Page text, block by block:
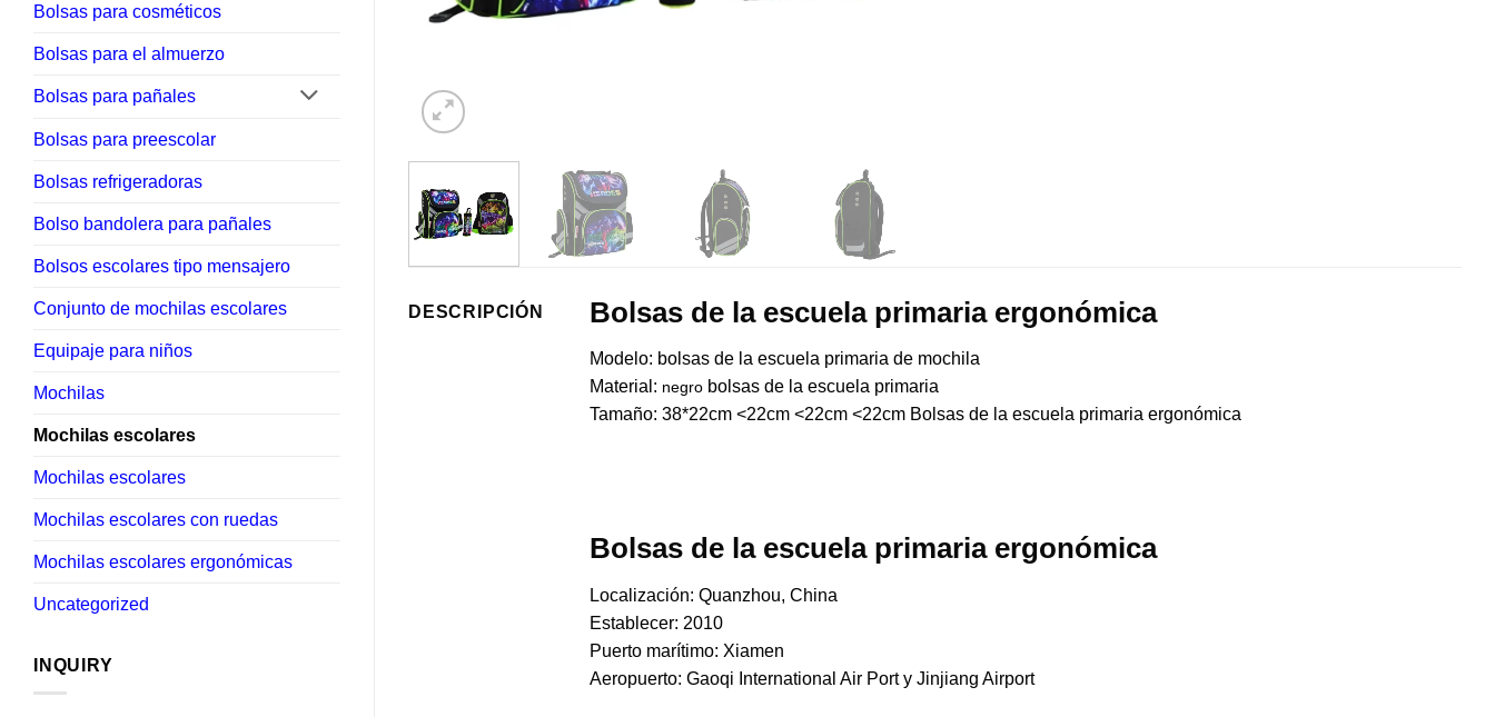
Bolsas para cosméticos
Bolsas para el almuerzo
Bolsas para pañales
Bolsas para preescolar
Bolsas refrigeradoras
Bolso bandolera para pañales
Bolsos escolares tipo mensajero
Conjunto de mochilas escolares
Equipaje para niños
Mochilas
Mochilas escolares
Mochilas escolares
Mochilas escolares con ruedas
Mochilas escolares ergonómicas
Uncategorized
INQUIRY
DESCRIPCIÓN Bolsas de la escuela primaria ergonómica
Modelo: bolsas de la escuela primaria de mochila
Material: negro bolsas de la escuela primaria
Tamaño: 38*22cm <22cm <22cm <22cm Bolsas de la escuela primaria ergonómica
Bolsas de la escuela primaria ergonómica
Localización: Quanzhou, China
Establecer: 2010
Puerto marítimo: Xiamen
Aeropuerto: Gaoqi International Air Port y Jinjiang Airport